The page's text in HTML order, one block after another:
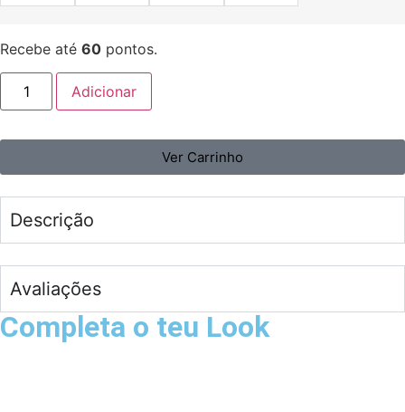
Recebe até 60 pontos.
Adicionar
Ver Carrinho
Descrição
Avaliações
Completa o teu Look